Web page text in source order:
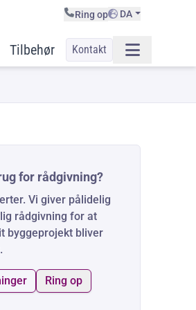
Ring op DA
Tilbehør Kontakt
for rådgivning?
Vi giver pålidelig
rådgivning for at
byggeprojekt bliver
Ring op